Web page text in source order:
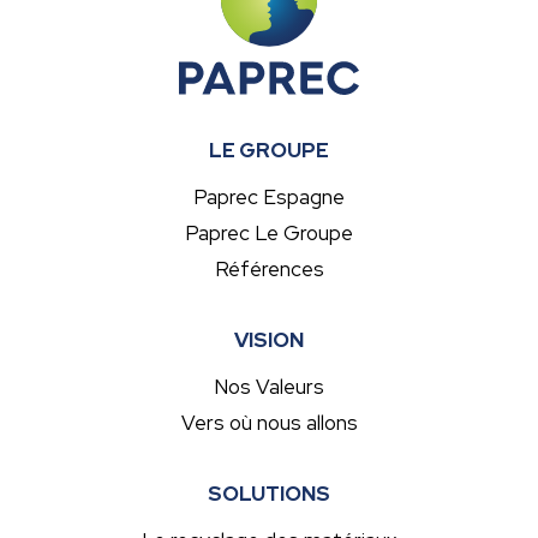
LE GROUPE
Paprec Espagne
Paprec Le Groupe
Références
VISION
Nos Valeurs
Vers où nous allons
SOLUTIONS